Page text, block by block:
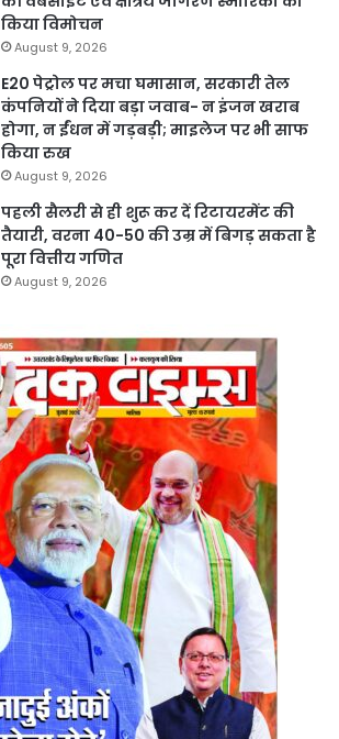
किया विमोचन
August 9, 2026
E20 पेट्रोल पर मचा घमासान, सरकारी तेल
कंपनियों ने दिया बड़ा जवाब- न इंजन खराब
होगा, न ईंधन में गड़बड़ी; माइलेज पर भी साफ
किया रुख
August 9, 2026
पहली सैलरी से ही शुरू कर दें रिटायरमेंट की
तैयारी, वरना 40-50 की उम्र में बिगड़ सकता है
पूरा वित्तीय गणित
August 9, 2026